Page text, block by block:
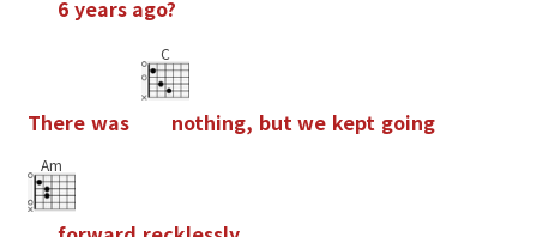
6 years ago?
There was
C
nothing, but we kept going
Am